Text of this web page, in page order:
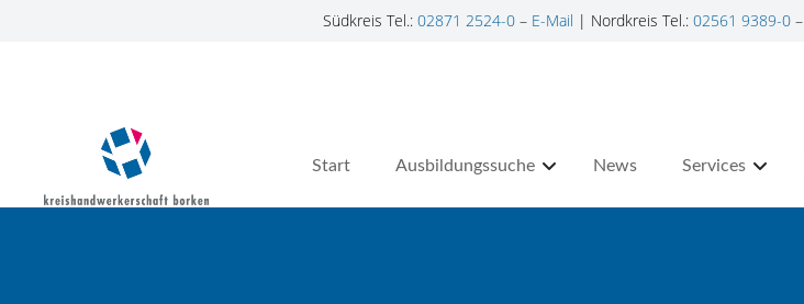
Südkreis Tel.: 02871 2524-0– E-Mail | Nordkreis Tel.: 02561 9389-0–
a
Start Ausbildungssuche News Services